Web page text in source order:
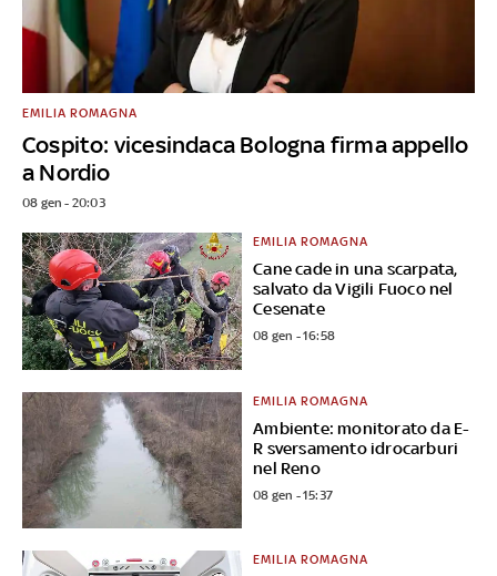
Cospito: vicesindaca Bologna firma appello
a Nordio
EMILIA ROMAGNA
08 gen - 20:03
Cane cade in una scarpata,
salvato da Vigili Fuoco nel
Cesenate
EMILIA ROMAGNA
08 gen - 16:58
Ambiente: monitorato da E-
R sversamento idrocarburi
nel Reno
EMILIA ROMAGNA
08 gen - 15:37
EMILIA ROMAGNA